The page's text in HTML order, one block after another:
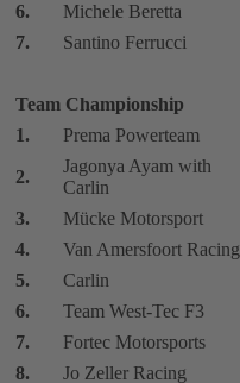
6.
Michele Beretta
7.
Santino Ferrucci
Team Championship
1.
Prema Powerteam
2.
Jagonya Ayam with
Carlin
3. Mücke Motorsport
4.
Van Amersfoort Racing
5.
Carlin
6.
Team West-Tec F3
7.
Fortec Motorsports
8.
Jo Zeller Racing